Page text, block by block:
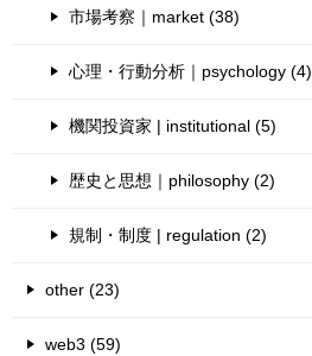
市場考察｜market (38)
心理・行動分析｜psychology (4)
機関投資家 | institutional (5)
歴史と思想｜philosophy (2)
規制・制度 | regulation (2)
other (23)
web3 (59)